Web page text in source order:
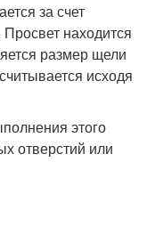
за счет
находится
размер щели
исходя
этого
отверстий или